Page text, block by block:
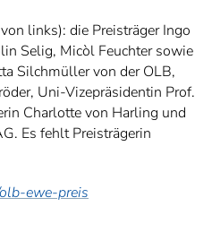
links): die Preisträger Ingo
Selig, Micòl Feuchter sowie
Silchmüller von der OLB,
Uni-Vizepräsidentin Prof.
Charlotte von Harling und
Es fehlt Preisträgerin
ewe-preis